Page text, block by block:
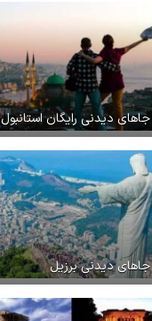
جاهای دیدنی رایگان استانبول
جاهای دیدنی برزیل